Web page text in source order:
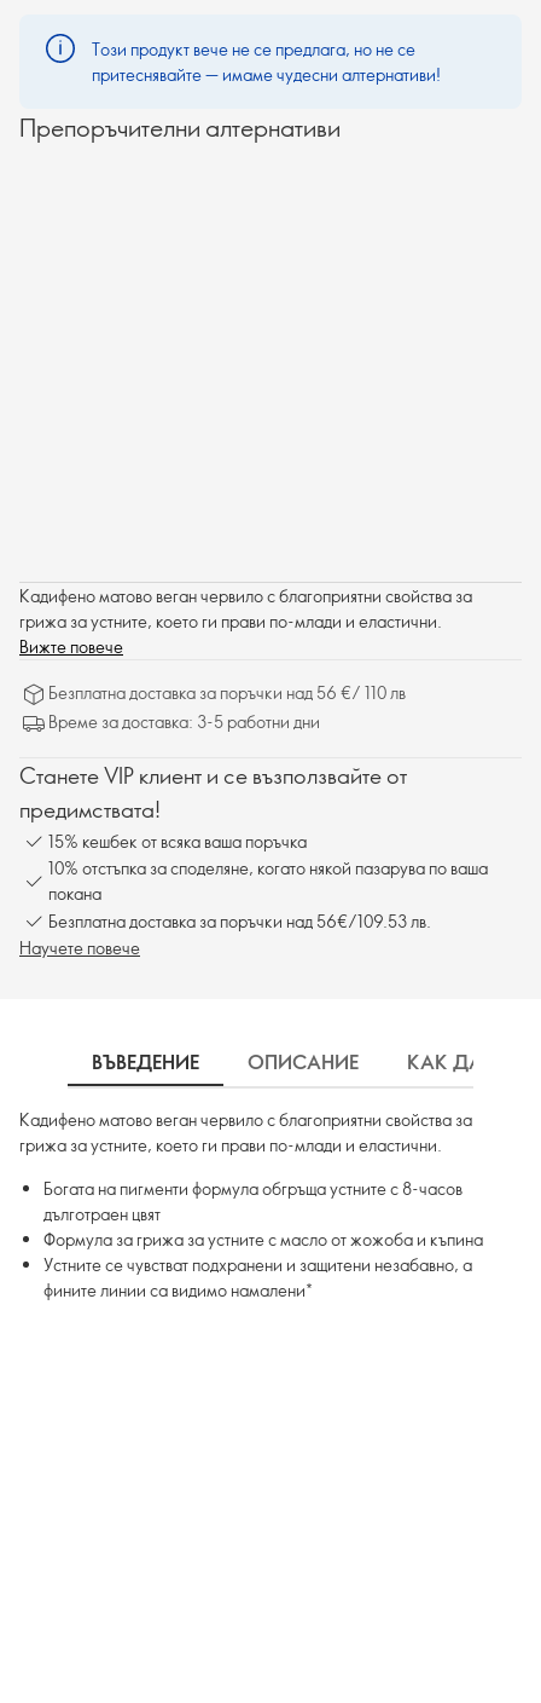
Този продукт вече не се предлага, но не се
притеснявайте — имаме чудесни алтернативи!
Препоръчителни алтернативи
Кадифено матово веган червило с благоприятни свойства за
грижа за устните, което ги прави по-млади и еластични.
Вижте повече
Безплатна доставка за поръчки над 56 €/ 110 лв
Време за доставка: 3-5 работни дни
Станете VIP клиент и се възползвайте от
предимствата!
15% кешбек от всяка ваша поръчка
10% отстъпка за споделяне, когато някой пазарува по ваша
покана
Безплатна доставка за поръчки над 56€/109.53 лв.
Научете повече
ВЪВЕДЕНИЕ ОПИСАНИЕ КАК ДА
Кадифено матово веган червило с благоприятни свойства за
грижа за устните, което ги прави по-млади и еластични.
Богата на пигменти формула обгръща устните с 8-часов
дълготраен цвят
Формула за грижа за устните с масло от жожоба и къпина
Устните се чувстват подхранени и защитени незабавно, а
фините линии са видимо намалени*